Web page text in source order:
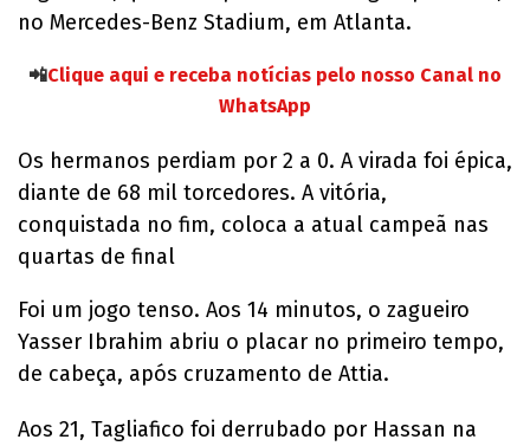
no Mercedes-Benz Stadium, em Atlanta.
📲Clique aqui e receba notícias pelo nosso Canal no
WhatsApp
Os hermanos perdiam por 2 a 0. A virada foi épica,
diante de 68 mil torcedores. A vitória,
conquistada no fim, coloca a atual campeã nas
quartas de final
Foi um jogo tenso. Aos 14 minutos, o zagueiro
Yasser Ibrahim abriu o placar no primeiro tempo,
de cabeça, após cruzamento de Attia.
Aos 21, Tagliafico foi derrubado por Hassan na